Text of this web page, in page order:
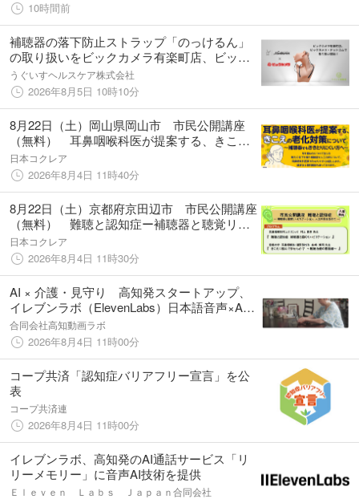
を締結10時間前
補聴器の落下防止ストラップ「のっけるん」
の取り扱いをビックカメラ有楽町店、ビック
カメラ・ドットコムにて開始！
うぐいすヘルスケア株式会社
2026年8月5日 10時10分
8月22日（土）岡山県岡山市 市民公開講座
（無料） 耳鼻咽喉科医が提案する、きこえ
の老化対策について～補聴器でもききとりに
くい方へ～
日本コクレア
2026年8月4日 11時40分
8月22日（土）京都府京田辺市 市民公開講座
（無料） 難聴と認知症ー補聴器と聴覚リハ
ビリテーション、人工内耳を含めてー
日本コクレア
2026年8月4日 11時30分
AI × 介護・見守り 高知発スタートアップ、
イレブンラボ（ElevenLabs）日本語音声×AI
技術で「故人・家族の声」を再現。認知症や
独居高齢者向けAI通話サービス「リリーメモ
リー」8月提供開始
合同会社高知動画ラボ
2026年8月4日 11時00分
コープ共済「認知症バリアフリー宣言」を公
表
コープ共済連
2026年8月4日 11時00分
イレブンラボ、高知発のAI通話サービス「リ
リーメモリー」に音声AI技術を提供
Ｅｌｅｖｅｎ Ｌａｂｓ Ｊａｐａｎ合同会社